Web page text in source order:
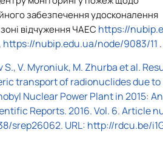
забезпечення удосконалення
відчуження ЧАЕС https://nubip.e
, https://nubip.edu.ua/node/9083/11 .
V. Myroniuk, M. Zhurba et al.
transport of radionuclides due to
Nuclear Power Plant in 2015:
Reports. 2016. Vol. 6. Article
srep26062. URL: http://rdcu.be/